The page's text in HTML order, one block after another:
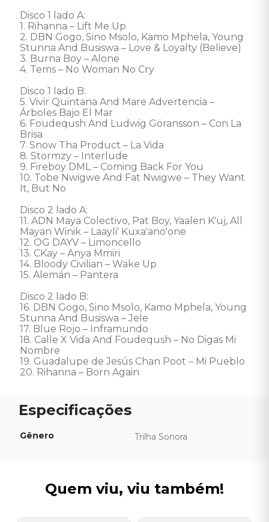
Disco 1 lado A:
1. Rihanna – Lift Me Up
2. DBN Gogo, Sino Msolo, Kamo Mphela, Young
Stunna And Busiswa – Love & Loyalty (Believe)
3. Burna Boy – Alone
4. Tems – No Woman No Cry
Disco 1 lado B:
5. Vivir Quintana And Mare Advertencia –
Árboles Bajo El Mar
6. Foudeqush And Ludwig Göransson – Con La
Brisa
7. Snow Tha Product – La Vida
8. Stormzy – Interlude
9. Fireboy DML – Coming Back For You
10. Tobe Nwigwe And Fat Nwigwe – They Want
It, But No
Disco 2 lado A:
11. ADN Maya Colectivo, Pat Boy, Yaalen K'uj, All
Mayan Winik – Laayli' Kuxa'ano'one
12. OG DAYV – Limoncello
13. CKay – Anya Mmiri
14. Bloody Civilian – Wake Up
15. Alemán – Pantera
Disco 2 lado B:
16. DBN Gogo, Sino Msolo, Kamo Mphela, Young
Stunna And Busiswa – Jele
17. Blue Rojo – Inframundo
18. Calle X Vida And Foudeqush – No Digas Mi
Nombre
19. Guadalupe de Jesús Chan Poot – Mi Pueblo
20. Rihanna – Born Again
Gênero Trilha Sonora
Quem viu, viu também!